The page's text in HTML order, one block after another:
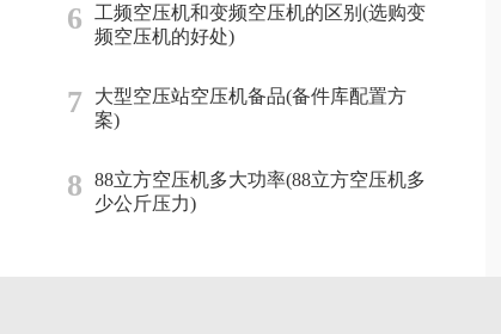
6
工频空压机和变频空压机的区别(选购变
频空压机的好处)
7
大型空压站空压机备品(备件库配置方
案)
8
88立方空压机多大功率(88立方空压机多
少公斤压力)